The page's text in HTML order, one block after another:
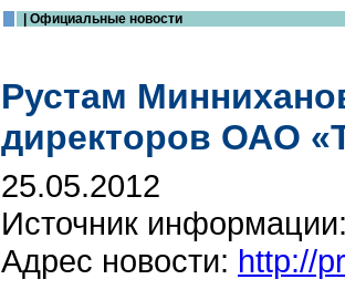
| Официальные новости
Рустам
директоров ОАО
25.05.2012
Источник
Адрес новости: http://